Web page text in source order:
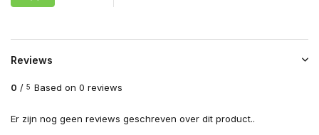
Reviews
0 / 5 Based on 0 reviews
Er zijn nog geen reviews geschreven over dit product..